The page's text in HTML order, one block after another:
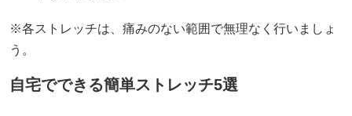
※各ストレッチは、痛みのない範囲で無理なく行いましょ
う。​
自宅でできる簡単ストレッチ5選